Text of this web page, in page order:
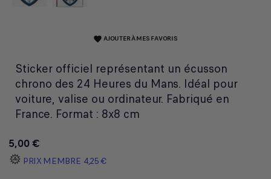
favorite AJOUTER À MES FAVORIS
Sticker officiel représentant un écusson
chrono des 24 Heures du Mans. Idéal pour
voiture, valise ou ordinateur. Fabriqué en
France. Format : 8x8 cm
5,00 €
PRIX MEMBRE 4,25 €